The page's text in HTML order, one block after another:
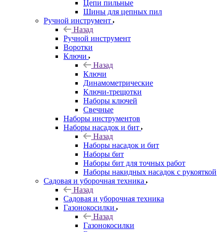
Цепи пильные
Шины для цепных пил
Ручной инструмент
Назад
Ручной инструмент
Воротки
Ключи
Назад
Ключи
Динамометрические
Ключи-трещотки
Наборы ключей
Свечные
Наборы инструментов
Наборы насадок и бит
Назад
Наборы насадок и бит
Наборы бит
Наборы бит для точных работ
Наборы накидных насадок с рукояткой
Садовая и уборочная техника
Назад
Садовая и уборочная техника
Газонокосилки
Назад
Газонокосилки